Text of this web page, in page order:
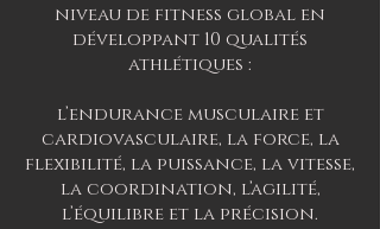
niveau de fitness global en
développant 10 qualités
athlétiques :
l’endurance musculaire et
cardiovasculaire, la force, la
flexibilité, la puissance, la vitesse,
la coordination, l’agilité,
l’équilibre et la précision.